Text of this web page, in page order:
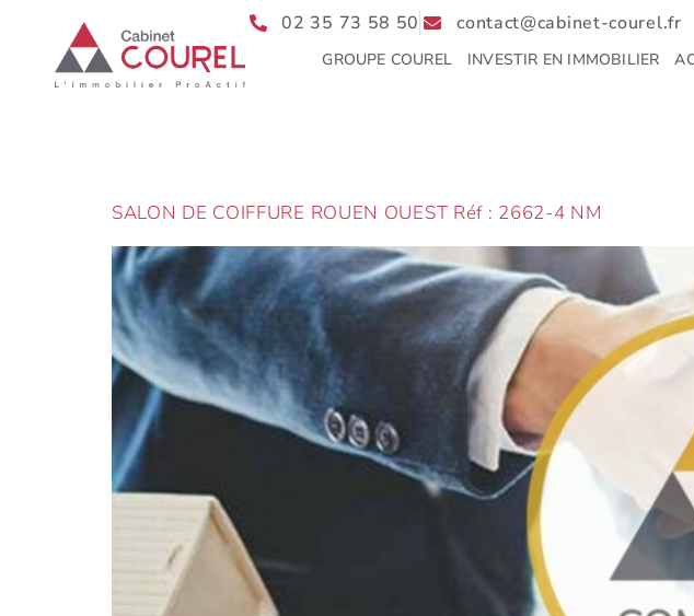
02 35 73 58 50 contact@cabinet-courel.fr
GROUPE COUREL INVESTIR EN IMMOBILIER
SALON DE COIFFURE ROUEN OUEST Réf : 2662-4 NM